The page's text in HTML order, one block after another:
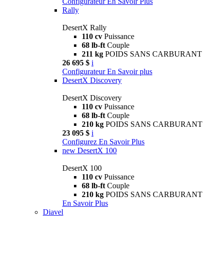
Rally
DesertX Rally
110 cv Puissance
68 lb-ft Couple
211 kg POIDS SANS CARBURANT
26 695 $ i
Configurateur En Savoir plus
DesertX Discovery
DesertX Discovery
110 cv Puissance
68 lb-ft Couple
210 kg POIDS SANS CARBURANT
23 095 $ i
Configurez En Savoir Plus
new DesertX 100
DesertX 100
110 cv Puissance
68 lb-ft Couple
210 kg POIDS SANS CARBURANT
En Savoir Plus
Diavel